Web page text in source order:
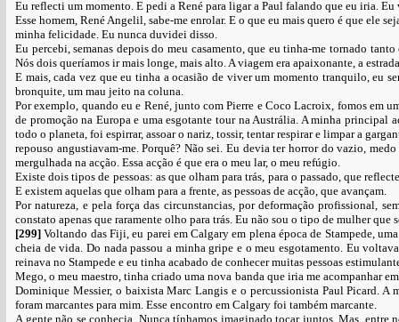
Eu reflecti um momento. E pedi a René para ligar a Paul falando que eu iria.
Esse homem, René Angelil, sabe-me enrolar. E o que eu mais quero é que ele
minha felicidade. Eu nunca duvidei disso.
Eu percebi, semanas depois do meu casamento, que eu tinha-me tornado
Nós dois queríamos ir mais longe, mais alto. A viagem era apaixonante, a
E mais, cada vez que eu tinha a ocasião de viver um momento tranquilo, eu
bronquite, um mau jeito na coluna.
Por exemplo, quando eu e René, junto com Pierre e Coco Lacroix, fomos em
de promoção na Europa e uma esgotante tour na Austrália. A minha principal
todo o planeta, foi espirrar, assoar o nariz, tossir, tentar respirar e limpar a
repouso angustiavam-me. Porquê? Não sei. Eu devia ter horror do vazio,
mergulhada na acção. Essa acção é que era o meu lar, o meu refúgio.
Existe dois tipos de pessoas: as que olham para trás, para o passado, que
E existem aquelas que olham para a frente, as pessoas de acção, que avançam.
Por natureza, e pela força das circunstancias, por deformação profissional,
constato apenas que raramente olho para trás. Eu não sou o tipo de mulher
[299]Voltando das Fiji, eu parei em Calgary em plena época de Stampede,
cheia de vida. Do nada passou a minha gripe e o meu esgotamento. Eu
reinava no Stampede e eu tinha acabado de conhecer muitas pessoas
Mego, o meu maestro, tinha criado uma nova banda que iria me acompanhar
Dominique Messier, o baixista Marc Langis e o percussionista Paul Picard. A
foram marcantes para mim. Esse encontro em Calgary foi também marcante.
A gente não se conhecia. Nunca tínhamos imaginado tocar juntos. Mas,